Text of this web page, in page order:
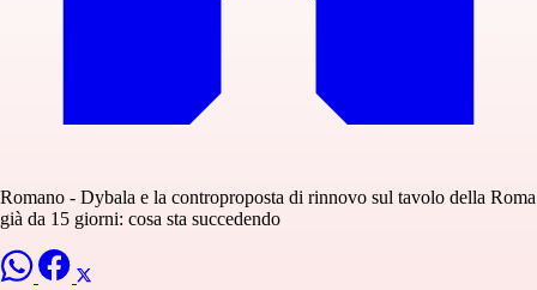
Romano - Dybala e la controproposta di rinnovo sul tavolo della Roma
già da 15 giorni: cosa sta succedendo